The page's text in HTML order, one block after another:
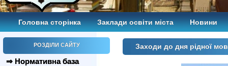
Головна сторінка Заклади освіти міста Новини
РОЗДІЛИ САЙТУ
⇒ Нормативна база
Заходи до дня рідної